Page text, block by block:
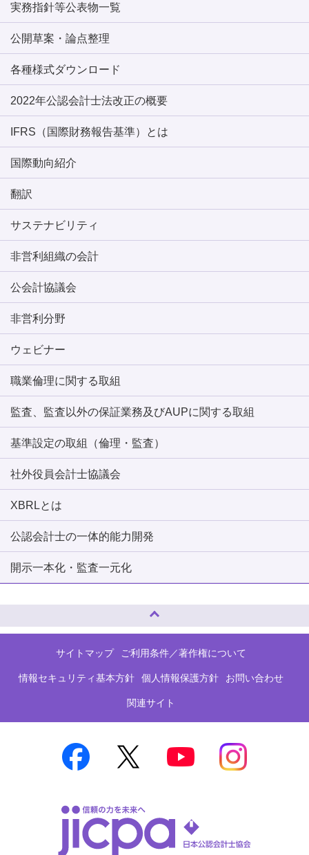
実務指針等公表物一覧
公開草案・論点整理
各種様式ダウンロード
2022年公認会計士法改正の概要
IFRS（国際財務報告基準）とは
国際動向紹介
翻訳
サステナビリティ
非営利組織の会計
公会計協議会
非営利分野
ウェビナー
職業倫理に関する取組
監査、監査以外の保証業務及びAUPに関する取組
基準設定の取組（倫理・監査）
社外役員会計士協議会
XBRLとは
公認会計士の一体的能力開発
開示一本化・監査一元化
サイトマップ ご利用条件／著作権について
情報セキュリティ基本方針 個人情報保護方針 お問い合わせ
関連サイト